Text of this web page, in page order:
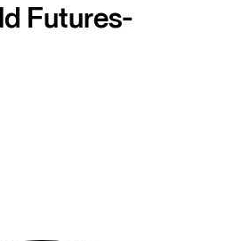
Futures-